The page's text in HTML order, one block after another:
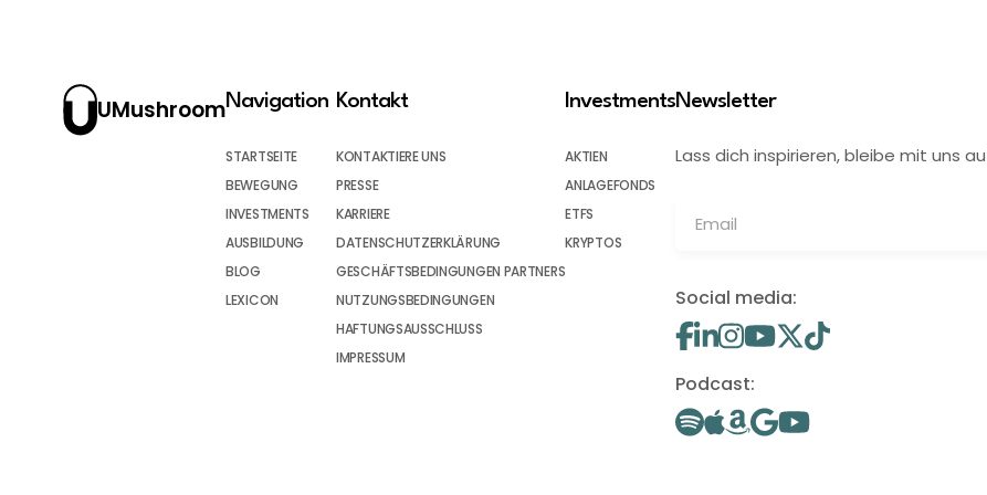
UMushroomNavigation
STARTSEITE
BEWEGUNG
INVESTMENTS
AUSBILDUNG
BLOG
LEXICON
Kontakt
KONTAKTIERE UNS
PRESSE
KARRIERE
DATENSCHUTZERKLÄRUNG
GESCHÄFTSBEDINGUNGEN PARTNERS
NUTZUNGSBEDINGUNGEN
HAFTUNGSAUSSCHLUSS
IMPRESSUM
Investments
AKTIEN
ANLAGEFONDS
ETFS
KRYPTOS
Newsletter
Lass dich inspirieren, bleibe mit uns
Social media:
Podcast: